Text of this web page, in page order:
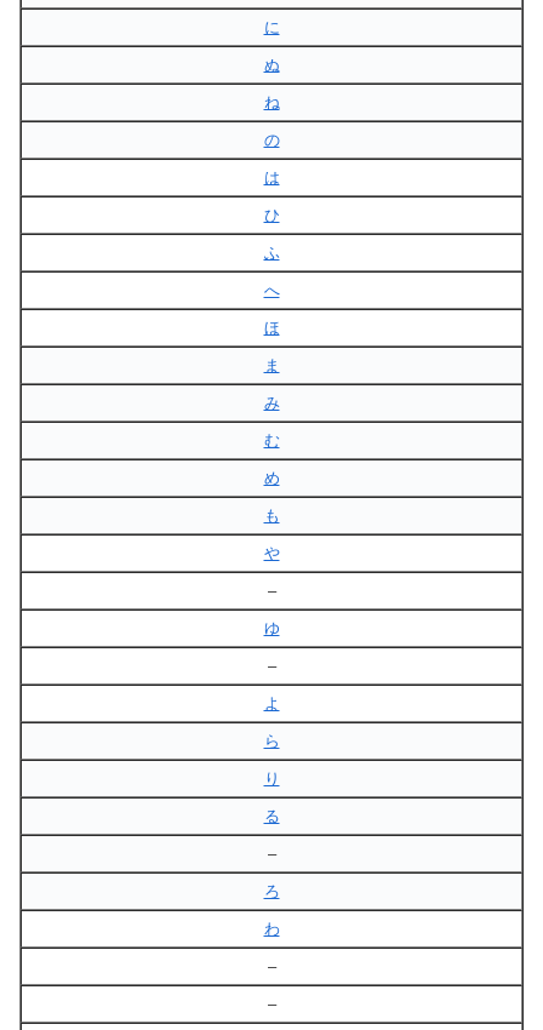
に
ぬ
ね
の
は
ひ
ふ
へ
ほ
ま
み
む
め
も
や
–
ゆ
–
よ
ら
り
る
–
ろ
わ
–
–